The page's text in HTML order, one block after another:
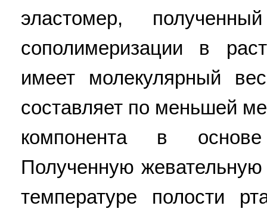
эластомер,
сополимеризации в
имеет молекулярный
составляет по меньшей
компонента в
Полученную
температуре полости